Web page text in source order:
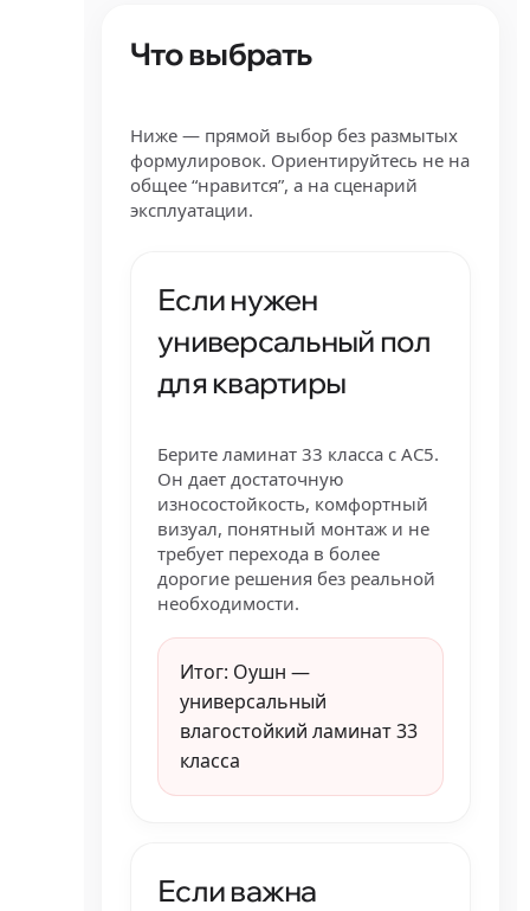
Что выбрать
Ниже — прямой выбор без размытых
формулировок. Ориентируйтесь не на
общее “нравится”, а на сценарий
эксплуатации.
Если нужен
универсальный пол
для квартиры
Берите ламинат 33 класса с AC5.
Он дает достаточную
износостойкость, комфортный
визуал, понятный монтаж и не
требует перехода в более
дорогие решения без реальной
необходимости.
Итог: Оушн —
универсальный
влагостойкий ламинат 33
класса
Если важна